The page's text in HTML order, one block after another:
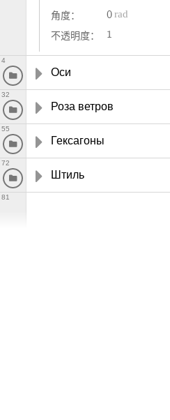
角度： 0
不透明度：
1
Оси
4
Роза ветров
32
Гексагоны
55
Штиль
72
81